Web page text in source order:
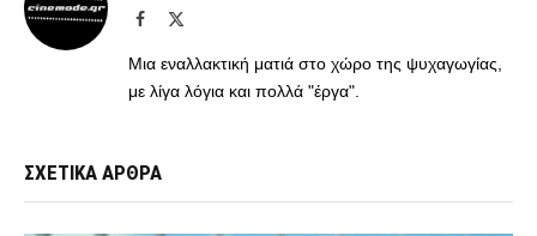
Facebook
Μια εναλλακτική ματιά στο χώρο της ψυχαγωγίας,
με λίγα λόγια και πολλά "έργα".
ΣΧΕΤΙΚΑ ΑΡΘΡΑ